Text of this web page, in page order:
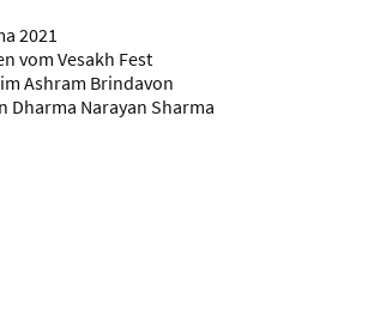
2021
vom Vesakh Fest
Ashram Brindavon
Dharma Narayan Sharma